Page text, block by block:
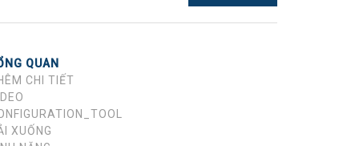
QUAN
CHI TIẾT
XUỐNG